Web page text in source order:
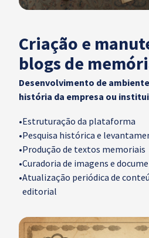
Criação e
blogs de
Desenvolvimento de
história da empresa ou
•Estruturação da plataforma
•Pesquisa histórica e
•Produção de textos memoriais
•Curadoria de imagens e
•Atualização periódica de
editorial